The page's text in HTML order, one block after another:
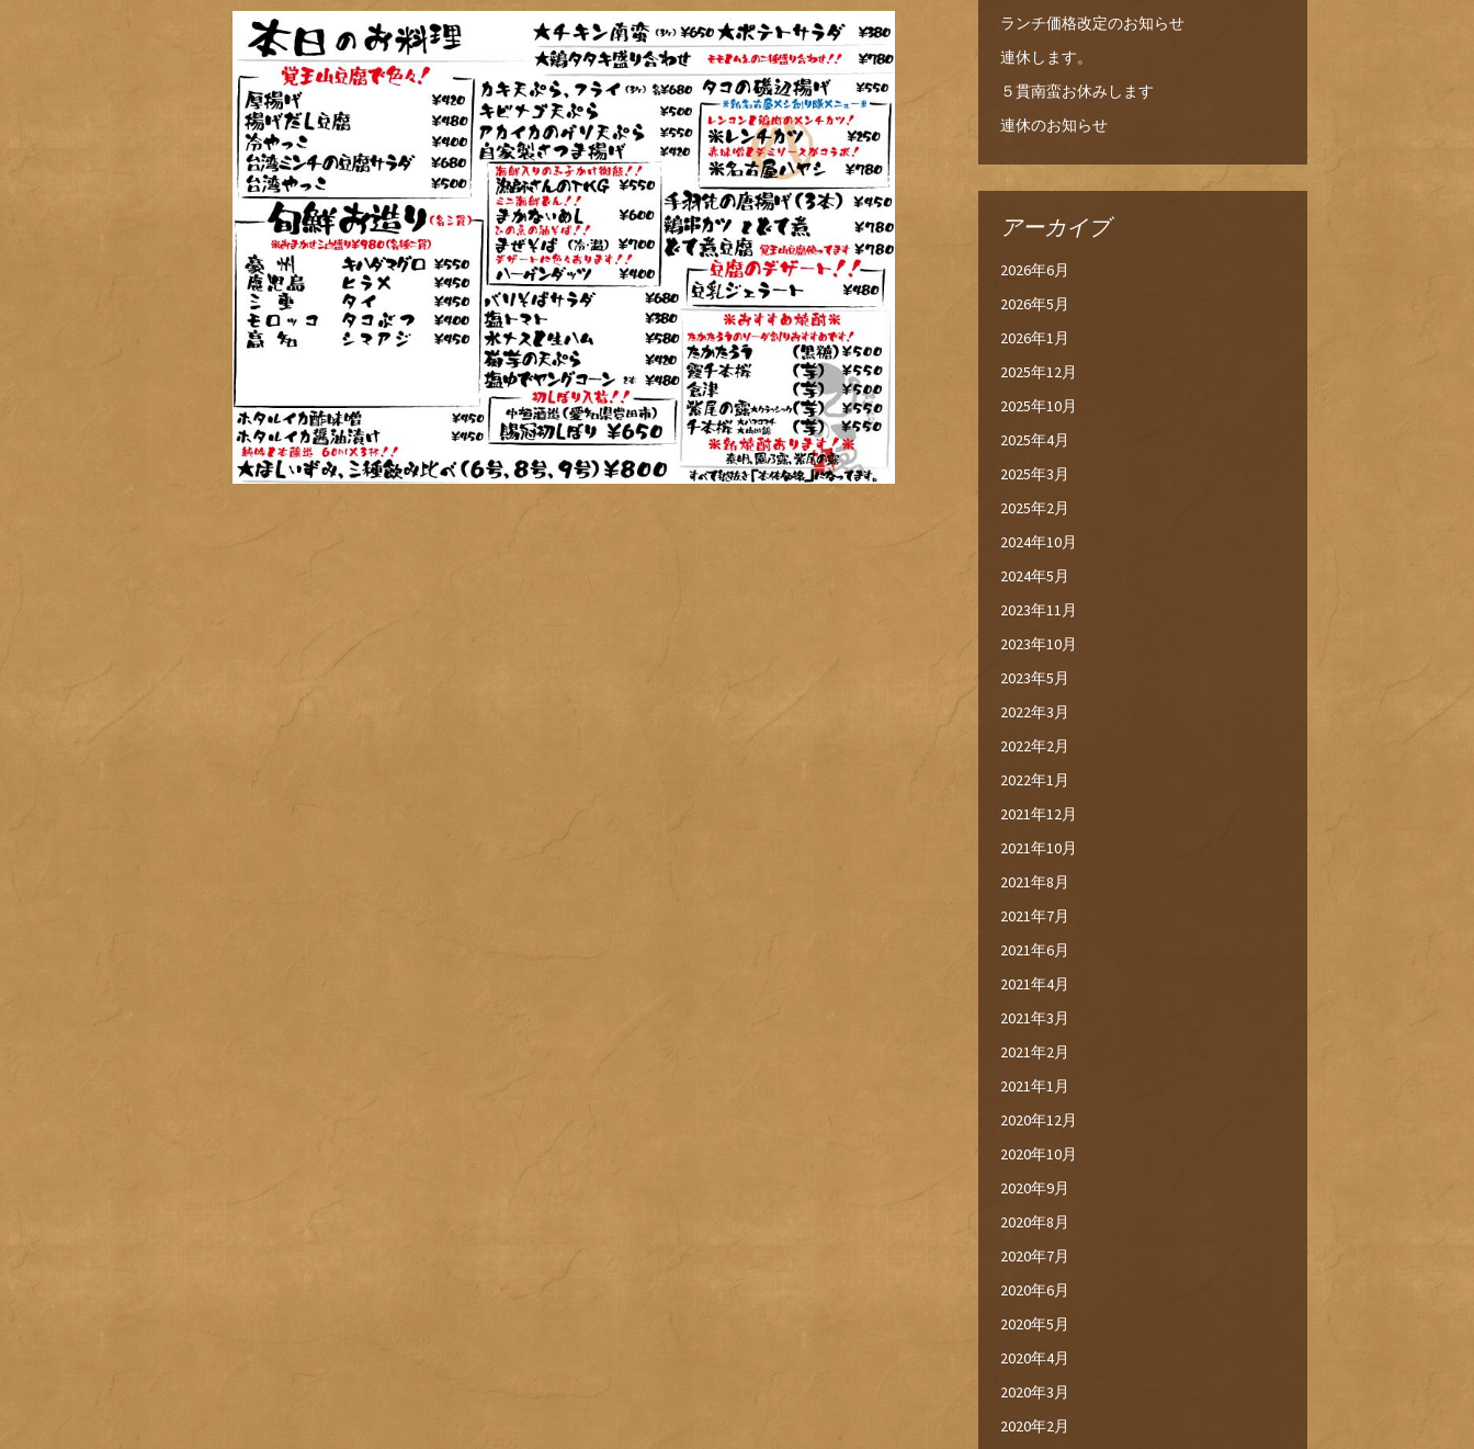
ランチ価格改定のお知らせ
連休します。
５貫南蛮お休みします
連休のお知らせ
アーカイブ
2026年6月
2026年5月
2026年1月
2025年12月
2025年10月
2025年4月
2025年3月
2025年2月
2024年10月
2024年5月
2023年11月
2023年10月
2023年5月
2022年3月
2022年2月
2022年1月
2021年12月
2021年10月
2021年8月
2021年7月
2021年6月
2021年4月
2021年3月
2021年2月
2021年1月
2020年12月
2020年10月
2020年9月
2020年8月
2020年7月
2020年6月
2020年5月
2020年4月
2020年3月
2020年2月